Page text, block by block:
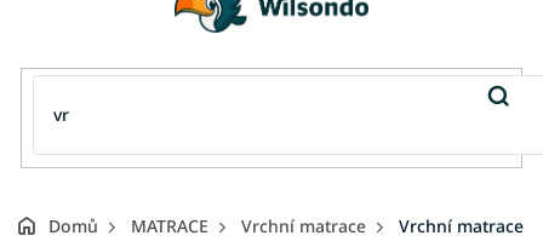
Domů MATRACE Vrchní matrace
Vrchní matrace